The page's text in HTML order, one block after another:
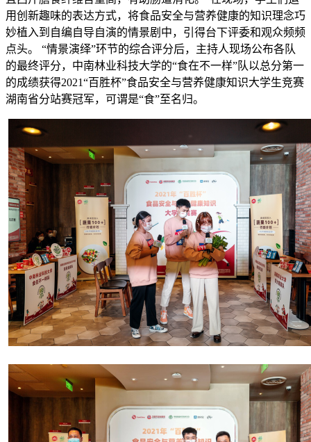
用创新趣味的表达方式，将食品安全与营养健康的知识理念巧
妙植入到自编自导自演的情景剧中，引得台下评委和观众频频
点头。 “情景演绎”环节的综合评分后，主持人现场公布各队
的最终评分，中南林业科技大学的“食在不一样”队以总分第一
的成绩获得2021“百胜杯”食品安全与营养健康知识大学生竞赛
湖南省分站赛冠军，可谓是“食”至名归。